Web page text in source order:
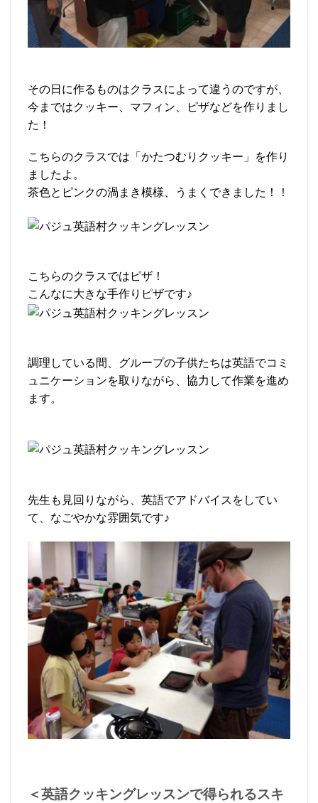
その日に作るものはクラスによって違うのですが、
今まではクッキー、マフィン、ピザなどを作りまし
た！
こちらのクラスでは「かたつむりクッキー」を作り
ましたよ。
茶色とピンクの渦まき模様、うまくできました！！
こちらのクラスではピザ！
こんなに大きな手作りピザです♪
調理している間、グループの子供たちは英語でコミ
ュニケーションを取りながら、協力して作業を進め
ます。
先生も見回りながら、英語でアドバイスをしてい
て、なごやかな雰囲気です♪
＜英語クッキングレッスンで得られるスキ